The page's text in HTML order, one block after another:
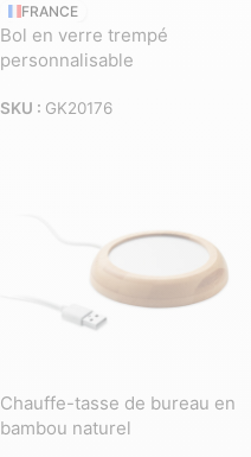
FRANCE
Bol en verre trempé
personnalisable
SKU : GK20176
Chauffe-tasse de bureau en
bambou naturel